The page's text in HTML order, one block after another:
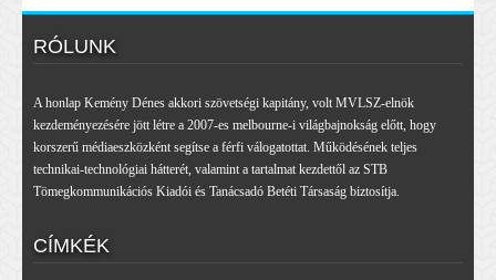
RÓLUNK
A honlap Kemény Dénes akkori szövetségi kapitány, volt MVLSZ-elnök
kezdeményezésére jött létre a 2007-es melbourne-i világbajnokság előtt, hogy
korszerű médiaeszközként segítse a férfi válogatottat. Működésének teljes
technikai-technológiai hátterét, valamint a tartalmat kezdettől az STB
Tömegkommunikációs Kiadói és Tanácsadó Betéti Társaság biztosítja.
CÍMKÉK